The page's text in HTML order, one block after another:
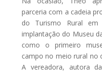
parceria com a cadeia
do Turismo Rural em
implantação do Museu
como o primeiro
campo no meio rural no
A vereadora, autora